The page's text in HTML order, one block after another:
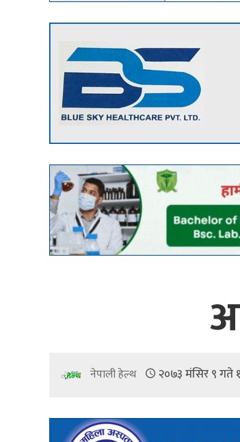
नेपाली हेल्थ २०७३ मंसिर ९ गते